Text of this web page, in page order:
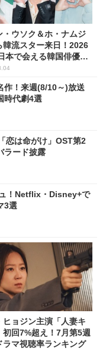
・ウソク＆ホ・ナムジ
韓流スター来日！2026
本で会える韓国俳優10
作！来週(8/10～)放送
時代劇4選
恋は命がけ」OST第2
ラード披露
！Netflix・Disney+で
3選
ヒョジン主演「人妻キ
初回7%超え！7月第5週
ラマ視聴率ランキング